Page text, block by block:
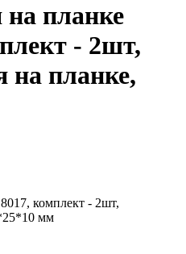
на планке
- 2шт,
на планке,
комплект - 2шт,
мм